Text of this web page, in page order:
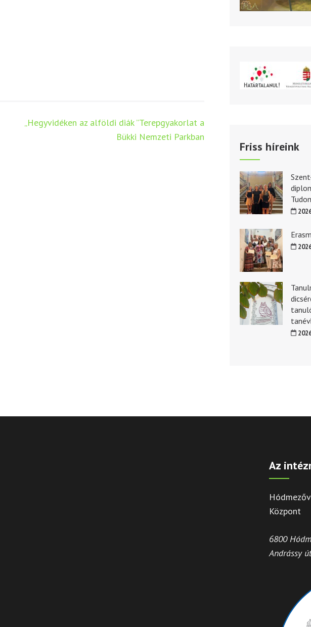
„Hegyvidéken az alföldi diák ”Terepgyakorlat a
Bükki Nemzeti Parkban
Friss híreink
Az
Központ
6800
Andrássy